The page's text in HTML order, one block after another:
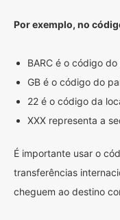
Por exemplo, no
BARC é o código
GB é o código do
22 é o código da
XXX representa a
É importante usar o
transferências
cheguem ao destino